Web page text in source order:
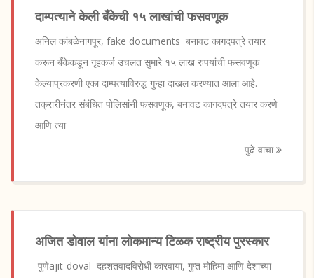
दाम्पत्याने केली बँकेची १५ लाखांची फसवणूक
अनिल कांबळेनागपूर, fake documents बनावट कागदपत्रे तयार
करून बँकेकडून गृहकर्ज उचलत सुमारे १५ लाख रुपयांची फसवणूक
केल्याप्रकरणी एका दाम्पत्याविरुद्ध गुन्हा दाखल करण्यात आला आहे.
तक्रारीनंतर संबंधित पोलिसांनी फसवणूक, बनावट कागदपत्रे तयार करणे
आणि त्या
पुढे वाचा
अजित डोवाल यांना लोकमान्य टिळक राष्ट्रीय पुरस्कार
पुणेajit-doval दहशतवादविरोधी कारवाया, गुप्त मोहिमा आणि देशाच्या